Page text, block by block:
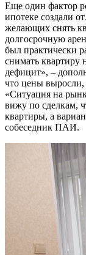
Еще один фактор
ипотеке создали
желающих снять
долгосрочную
был практически
снимать квартиру
дефицит», –
что цены
«Ситуация на
вижу по сделкам,
квартиры, а
собеседник ПАИ.